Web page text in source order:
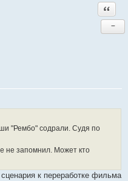
−
"Рембо" содрали. Судя по
не запомнил. Может кто
к переработке фильма